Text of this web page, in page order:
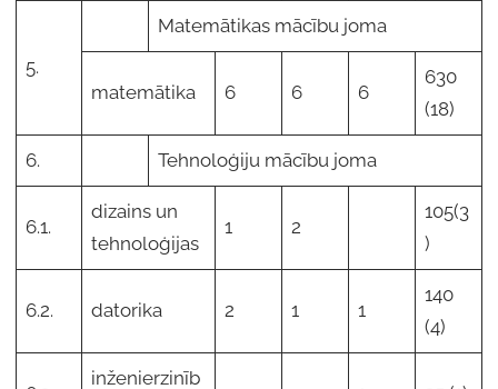
5.
Matemātikas mācību joma
matemātika 6 6 6
630
(18)
6. Tehnoloģiju mācību joma
6.1.
dizains un
tehnoloģijas
1 2
105(3
)
6.2. datorika 2 1 1
140
(4)
inženierzinīb